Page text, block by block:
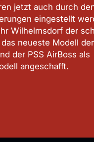
jetzt auch durch
eingestellt
Wilhelmsdorf der
neueste Modell
der PSS AirBoss als
angeschafft.